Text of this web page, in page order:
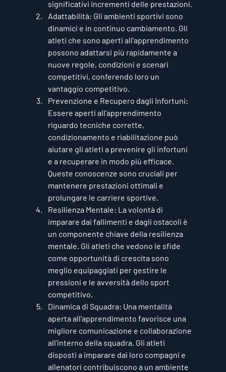
significativi incrementi delle prestazioni.
Adattabilità: Gli ambienti sportivi sono
dinamici e in continuo cambiamento. Gli
atleti che sono aperti all'apprendimento
possono adattarsi più rapidamente a
nuove regole, condizioni e scenari
competitivi, conferendo loro un
vantaggio competitivo.
Prevenzione e Recupero dagli Infortuni:
Essere aperti all'apprendimento
riguardo tecniche corrette,
condizionamento e riabilitazione può
aiutare gli atleti a prevenire gli infortuni
e a recuperare in modo più efficace.
Queste conoscenze sono cruciali per
mantenere prestazioni ottimali e
prolungare le carriere sportive.
Resilienza Mentale: La volontà di
imparare dai fallimenti e dagli ostacoli è
un componente chiave della resilienza
mentale. Gli atleti che vedono le sfide
come opportunità di crescita sono
meglio equipaggiati per gestire le
pressioni e le avversità dello sport
competitivo.
Dinamica di Squadra: Una mentalità
aperta all'apprendimento favorisce una
migliore comunicazione e collaborazione
all'interno della squadra. Gli atleti
disposti a imparare dai loro compagni e
allenatori contribuiscono a un ambiente